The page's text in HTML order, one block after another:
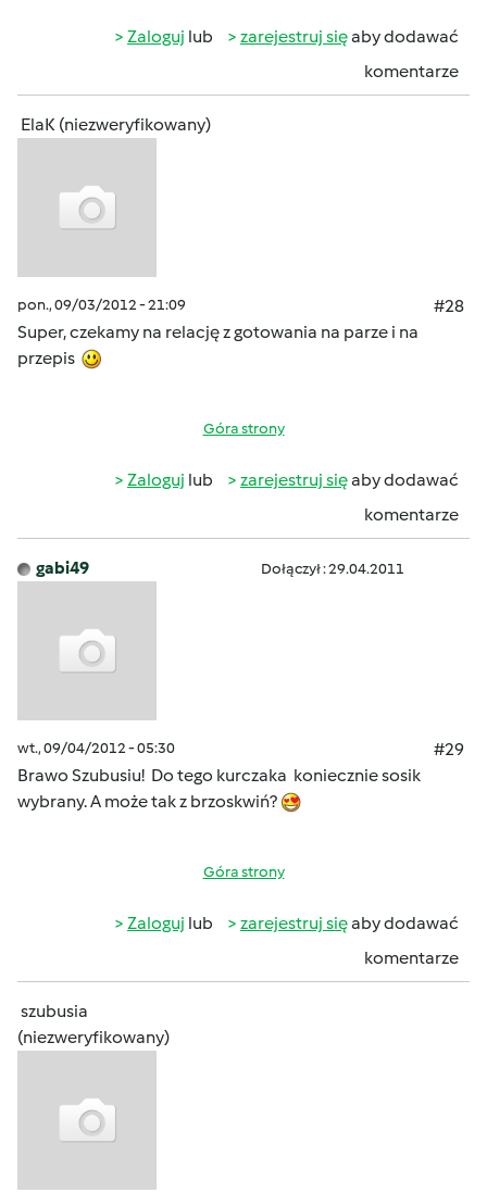
Zaloguj lub zarejestruj sięaby dodawać
komentarze
ElaK (niezweryfikowany)
pon., 09/03/2012 - 21:09
#28
Super, czekamy na relację z gotowania na parze i na
przepis
Góra strony
Zaloguj lub zarejestruj sięaby dodawać
komentarze
gabi49 Dołączył : 29.04.2011
wt., 09/04/2012 - 05:30
#29
Brawo Szubusiu! Do tego kurczaka koniecznie sosik
wybrany. A może tak z brzoskwiń?
Góra strony
Zaloguj lub zarejestruj sięaby dodawać
komentarze
szubusia
(niezweryfikowany)